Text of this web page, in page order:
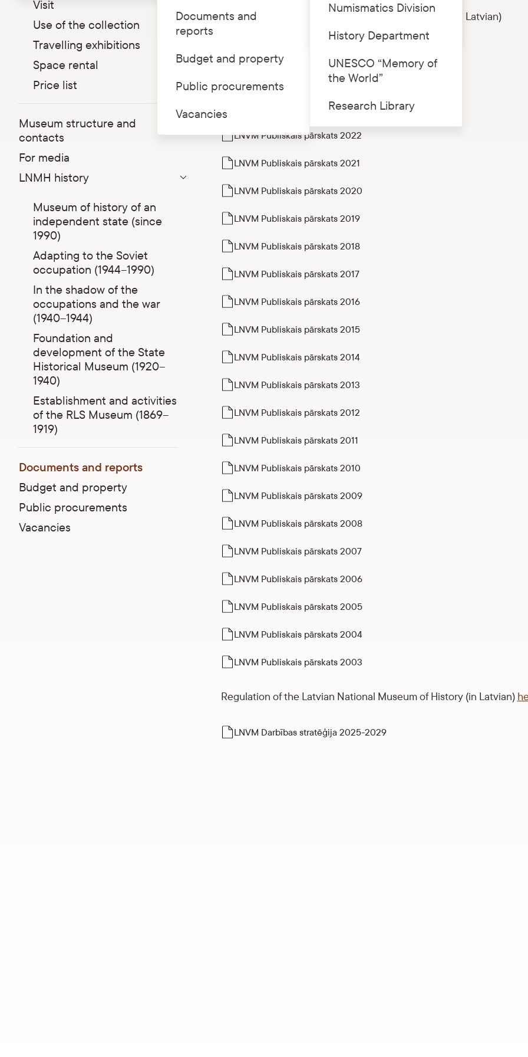
Numismatics Division
History Department
UNESCO “Memory of
the World”
Research Library
Documents and
reports
Budget and property
Public procurements
Vacancies
Visit
Use of the collection
Travelling exhibitions
Space rental
Price list
Museum structure and
contacts
For media
LNMH history
Parādīt apakšizvēlni
Museum of history of an
independent state (since
1990)
Adapting to the Soviet
occupation (1944–1990)
In the shadow of the
occupations and the war
(1940–1944)
Foundation and
development of the State
Historical Museum (1920–
1940)
Establishment and activities
of the RLS Museum (1869–
1919)
Documents and reports
Budget and property
Public procurements
Vacancies
Reports of the Latvian National Museum of History (in Latvian)
LNVM Publiskais pārskats 2025
LNVM Publiskais pārskats 2024
LNVM Publiskais pārskats 2023
LNVM Publiskais pārskats 2022
LNVM Publiskais pārskats 2021
LNVM Publiskais pārskats 2020
LNVM Publiskais pārskats 2019
LNVM Publiskais pārskats 2018
LNVM Publiskais pārskats 2017
LNVM Publiskais pārskats 2016
LNVM Publiskais pārskats 2015
LNVM Publiskais pārskats 2014
LNVM Publiskais pārskats 2013
LNVM Publiskais pārskats 2012
LNVM Publiskais pārskats 2011
LNVM Publiskais pārskats 2010
LNVM Publiskais pārskats 2009
LNVM Publiskais pārskats 2008
LNVM Publiskais pārskats 2007
LNVM Publiskais pārskats 2006
LNVM Publiskais pārskats 2005
LNVM Publiskais pārskats 2004
LNVM Publiskais pārskats 2003
Regulation of the Latvian National Museum of History (in Latvian)
LNVM Darbības stratēģija 2025-2029